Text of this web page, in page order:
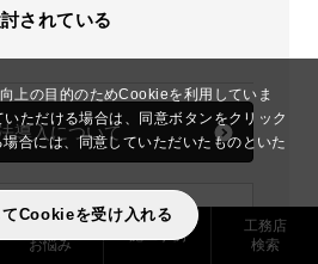
上の目的のためCookieを利用していま
ただける場合は、同意ボタンをクリック
場合には、同意していただいたものといた
てCookieを受け入れる
お悩み
施工事例
工務店
検索
されている
導入について